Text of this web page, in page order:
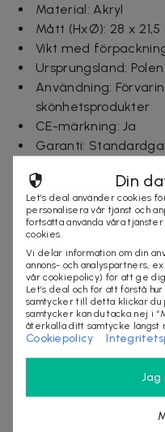
Material: Akryl
Mått (HxØ): 28 x 21,5
Vikt med
Ursprungsland: Polen
Användning:
skönhetsprodukter
CE-märkning: Ja
Garanti:
Ingår i paketet:
1 st roterande sminkställ
Leveranstid: 1-3
Säljes av
Nordmagasinet.com
Organisationsnummer:
Din
Let’s deal använder cookies
personalisera vår tjänst och
fortsätta använda våra
cookies.
Vi delar information om din
annons- och analyspartners,
vår cookiepolicy) för att ge
Let’s deal och för att förstå
samtycker till detta klickar du
samtycker kan du tacka nej i
återkalla ditt samtycke längst
Cookiepolicy
Jag